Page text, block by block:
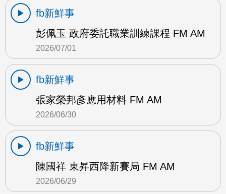
fb新鮮事
彭佩玉 政府委託職業訓練課程 FM AM
2026/07/01
fb新鮮事
張家榮邦彥應用材料 FM AM
2026/06/30
fb新鮮事
陳國祥 東昇西降新賽局 FM AM
2026/06/29